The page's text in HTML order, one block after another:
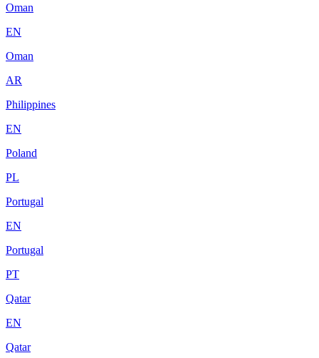
Oman
EN
Oman
AR
Philippines
EN
Poland
PL
Portugal
EN
Portugal
PT
Qatar
EN
Qatar